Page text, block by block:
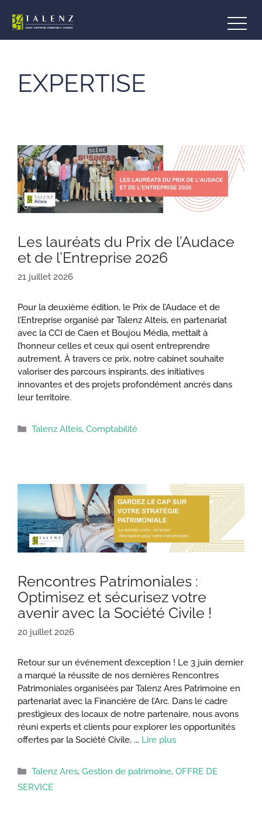
contenu
EXPERTISE
Les lauréats du Prix de l’Audace
et de l’Entreprise 2026
21 juillet 2026
Pour la deuxième édition, le Prix de l’Audace et de
l’Entreprise organisé par Talenz Alteis, en partenariat
avec la CCI de Caen et Boujou Média, mettait à
l’honneur celles et ceux qui osent entreprendre
autrement. À travers ce prix, notre cabinet souhaite
valoriser des parcours inspirants, des initiatives
innovantes et des projets profondément ancrés dans
leur territoire.
Catégories
Talenz Alteis, Comptabilité
Rencontres Patrimoniales :
Optimisez et sécurisez votre
avenir avec la Société Civile !
20 juillet 2026
Retour sur un événement d’exception ! Le 3 juin dernier
a marqué la réussite de nos dernières Rencontres
Patrimoniales organisées par Talenz Ares Patrimoine en
partenariat avec la Financière de l’Arc. Dans le cadre
prestigieux des locaux de notre partenaire, nous avons
réuni experts et clients pour explorer les opportunités
offertes par la Société Civile, ... Lire plus
Catégories
Talenz Ares, Gestion de patrimoine, OFFRE DE
SERVICE